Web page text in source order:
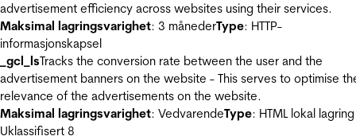
advertisement efficiency across websites using their services.
Maksimal lagringsvarighet: 3 månederType: HTTP-
informasjonskapsel
_gcl_lsTracks the conversion rate between the user and the
advertisement banners on the website - This serves to optimise
relevance of the advertisements on the website.
Maksimal lagringsvarighet: VedvarendeType: HTML lokal lagring
Uklassifisert 8